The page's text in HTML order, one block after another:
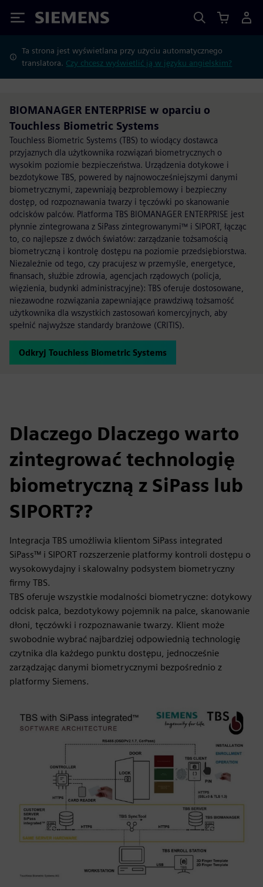
Siemens
Ta strona jest wyświetlana przy użyciu automatycznego
translatora. Czy chcesz wyświetlić ją w języku angielskim?
BIOMANAGER ENTERPRISE w oparciu o
Touchless Biometric Systems
Touchless Biometric Systems (TBS) to wiodący dostawca
przyjaznych dla użytkownika rozwiązań biometrycznych o
wysokim poziomie bezpieczeństwa. Urządzenia dotykowe i
bezdotykowe TBS, powered by najnowocześniejszymi danymi
biometrycznymi, zapewniają bezproblemowy i bezpieczny
dostęp, od rozpoznawania twarzy i tęczówki po skanowanie
odcisków palców. Platforma TBS BIOMANAGER ENTERPRISE jest
płynnie zintegrowana z SiPass zintegrowanymi™ i SIPORT, łącząc
to, co najlepsze z dwóch światów: zarządzanie tożsamością
biometryczną i kontrolę dostępu na poziomie przedsiębiorstwa.
Niezależnie od tego, czy pracujesz w przemyśle, energetyce,
finansach, służbie zdrowia, agencjach rządowych (policja,
więzienia, budynki administracyjne): TBS oferuje dostosowane,
niezawodne rozwiązania zapewniające prawdziwą tożsamość
użytkownika dla wszystkich zastosowań komercyjnych, aby
spełnić najwyższe standardy branżowe (CRITIS).
Odkryj Touchless Biometric Systems
Dlaczego Dlaczego warto
zintegrować technologię
biometryczną z SiPass lub
SIPORT??
Integracja TBS umożliwia klientom SiPass integrated
SiPass™ i SIPORT rozszerzenie platformy kontroli dostępu o
wysokowydajny i skalowalny podsystem biometryczny
firmy TBS.
TBS oferuje wszystkie modalności biometryczne: dotykowy
odcisk palca, bezdotykowy pojemnik na palce, skanowanie
dłoni, tęczówki i rozpoznawanie twarzy. Klient może
swobodnie wybrać najbardziej odpowiednią technologię
czytnika dla każdego punktu dostępu, jednocześnie
zarządzając danymi biometrycznymi bezpośrednio z
platformy Siemens.